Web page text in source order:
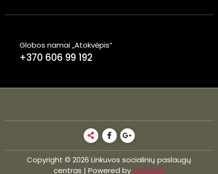
Globos namai „Atokvėpis“
+370 606 99 192
Copyright © 2026 Linkuvos socialinių paslaugų
centras | Powered byGradiant